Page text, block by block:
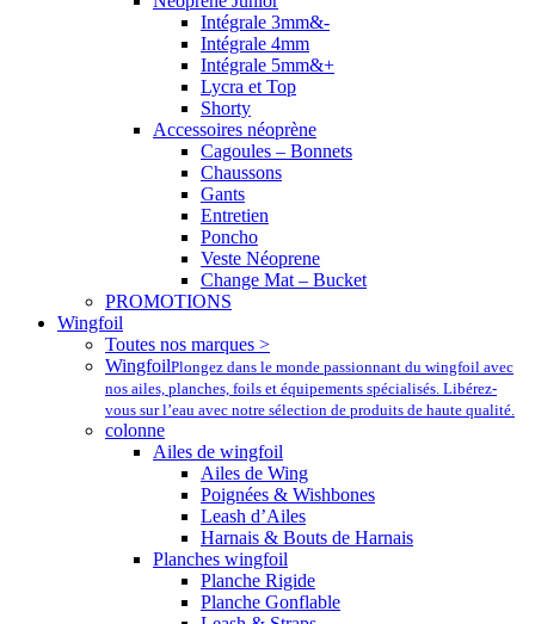
Intégrale 3mm&-
Intégrale 4mm
Intégrale 5mm&+
Lycra et Top
Shorty
Accessoires néoprène
Cagoules – Bonnets
Chaussons
Gants
Entretien
Poncho
Veste Néoprene
Change Mat – Bucket
PROMOTIONS
Wingfoil
Toutes nos marques >
WingfoilPlongez dans le monde passionnant du wingfoil avec
nos ailes, planches, foils et équipements spécialisés. Libérez-
vous sur l’eau avec notre sélection de produits de haute qualité.
colonne
Ailes de wingfoil
Ailes de Wing
Poignées & Wishbones
Leash d’Ailes
Harnais & Bouts de Harnais
Planches wingfoil
Planche Rigide
Planche Gonflable